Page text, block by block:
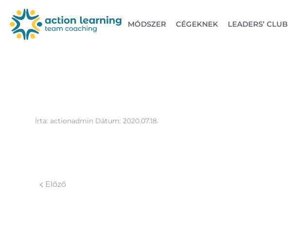
MÓDSZER CÉGEKNEK LEADERS’ CLUB
Írta: actionadmin Dátum: 2020.07.18.
Előző